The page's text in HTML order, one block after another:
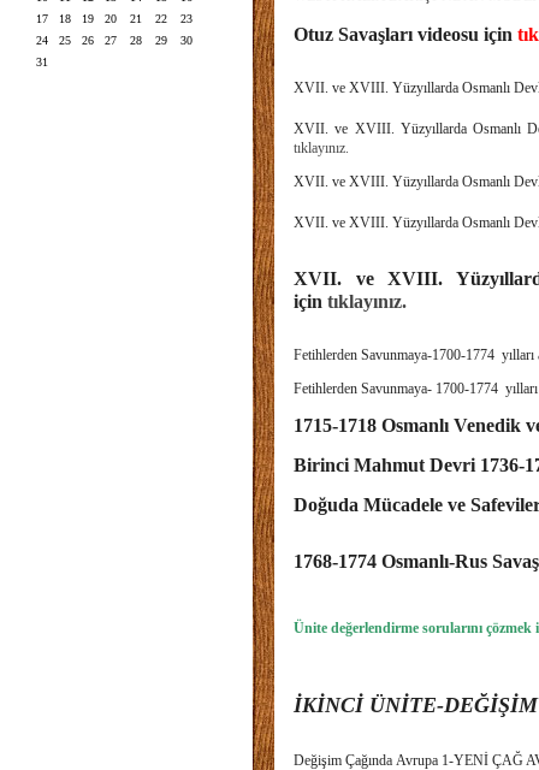
17
18 19 20 21 22
23
24
25 26 27 28 29
30
31
Otuz Savaşları videosu için
XVII. ve XVIII. Yüzyıllarda Osmanlı
XVII. ve XVIII. Yüzyıllarda Osmanlı
tıklayınız.
XVII. ve XVIII. Yüzyıllarda Osmanlı
XVII. ve XVIII. Yüzyıllarda Osmanlı
XVII. ve XVIII.
için tıklayınız.
Fetihlerden Savunmaya-1700-1774
Fetihlerden Savunmaya- 1700-1774
1715-1718 Osmanlı Venedik
Birinci Mahmut Devri 1736-
Doğuda Mücadele ve
1768-1774 Osmanlı-Rus
Ünite değerlendirme sorularını çözmek
İKİNCİ ÜNİTE-DEĞİŞİM
Değişim Çağında Avrupa 1-YENİ